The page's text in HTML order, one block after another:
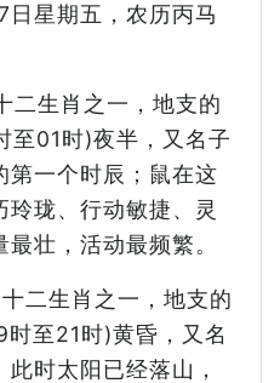
星期五，农历丙马
二生肖之一，地支的
01时)夜半，又名子
第一个时辰；鼠在这
珑、行动敏捷、灵
壮，活动最频繁。
二生肖之一，地支的
至21时)黄昏，又名
时太阳已经落山，